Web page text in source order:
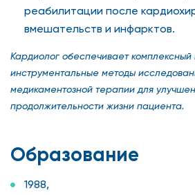
реабилитации после
вмешательств и инфарктов.
Кардиолог обеспечивает
инструментальные методы
медикаментозной терапии для
продолжительности жизни пациента.
Образование
1988,